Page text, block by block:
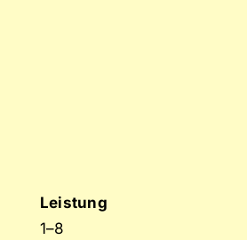
Leistung
1–8